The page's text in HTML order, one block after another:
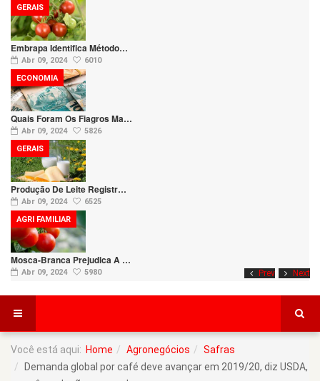
Prev Next
Embrapa Identifica Método…
Abr 09, 2024 6010
GERAIS
Quais Foram Os Fiagros Ma…
Abr 09, 2024 5826
ECONOMIA
Produção De Leite Registr…
Abr 09, 2024 6525
GERAIS
Mosca-Branca Prejudica A …
Abr 09, 2024 5980
AGRI FAMILIAR
Você está aqui: Home Agronegócios
Safras
Demanda global por café deve avançar em 2019/20, diz USDA,